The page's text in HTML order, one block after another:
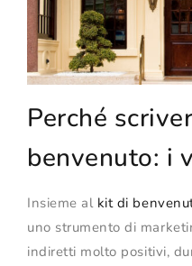
Perché
benvenuto: i
Insieme al kit di
uno strumento di
indiretti molto positivi,